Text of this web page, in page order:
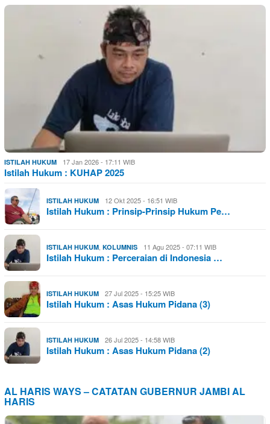
ISTILAH HUKUM 17 Jan 2026 - 17:11 WIB
Istilah Hukum : KUHAP 2025
ISTILAH HUKUM 12 Okt 2025 - 16:51 WIB
Istilah Hukum : Prinsip-Prinsip Hukum Pe…
ISTILAH HUKUM, KOLUMNIS 11 Agu 2025 - 07:11 WIB
Istilah Hukum : Perceraian di Indonesia …
ISTILAH HUKUM 27 Jul 2025 - 15:25 WIB
Istilah Hukum : Asas Hukum Pidana (3)
ISTILAH HUKUM 26 Jul 2025 - 14:58 WIB
Istilah Hukum : Asas Hukum Pidana (2)
AL HARIS WAYS – CATATAN GUBERNUR JAMBI AL
HARIS